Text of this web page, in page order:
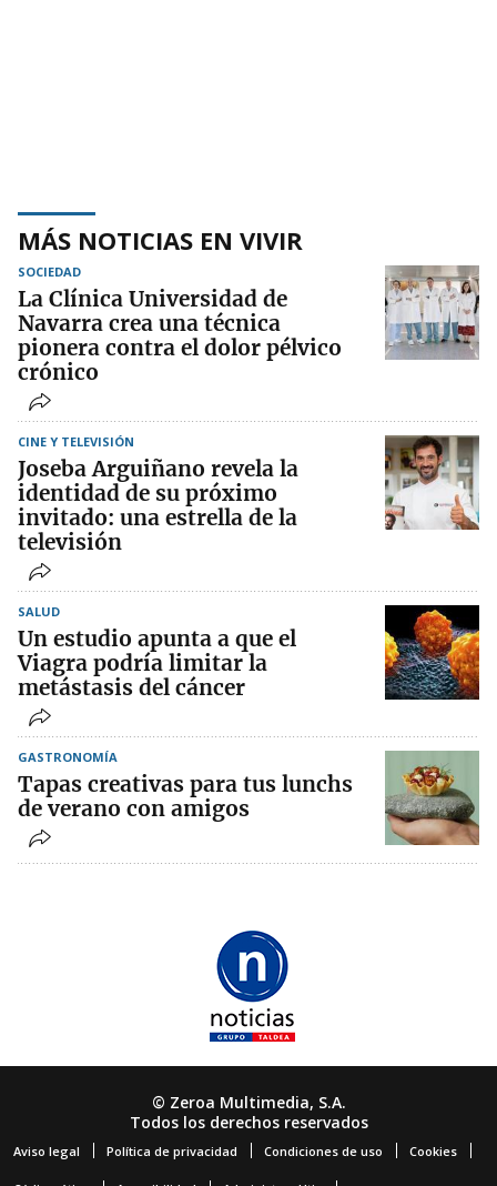
MÁS NOTICIAS EN VIVIR
SOCIEDAD
La Clínica Universidad de
Navarra crea una técnica
pionera contra el dolor pélvico
crónico
CINE Y TELEVISIÓN
Joseba Arguiñano revela la
identidad de su próximo
invitado: una estrella de la
televisión
SALUD
Un estudio apunta a que el
Viagra podría limitar la
metástasis del cáncer
GASTRONOMÍA
Tapas creativas para tus lunchs
de verano con amigos
© Zeroa Multimedia, S.A.
Todos los derechos reservados
Aviso legal Política de privacidad Condiciones de uso Cookies